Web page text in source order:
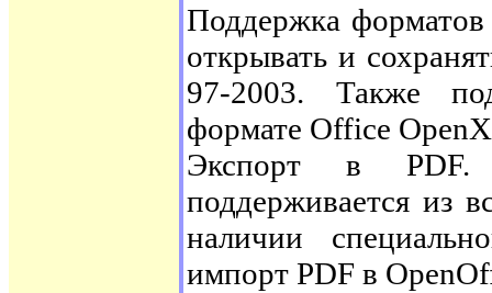
Поддержка
открывать и
97-2003. Также
формате Office
Экспорт в
поддерживается из
наличии
импорт PDF в